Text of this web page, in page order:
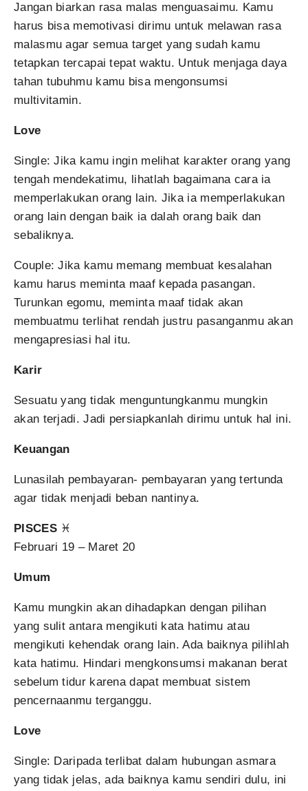
Jangan biarkan rasa malas menguasaimu. Kamu
harus bisa memotivasi dirimu untuk melawan rasa
malasmu agar semua target yang sudah kamu
tetapkan tercapai tepat waktu. Untuk menjaga daya
tahan tubuhmu kamu bisa mengonsumsi
multivitamin.
Love
Single: Jika kamu ingin melihat karakter orang yang
tengah mendekatimu, lihatlah bagaimana cara ia
memperlakukan orang lain. Jika ia memperlakukan
orang lain dengan baik ia dalah orang baik dan
sebaliknya.
Couple: Jika kamu memang membuat kesalahan
kamu harus meminta maaf kepada pasangan.
Turunkan egomu, meminta maaf tidak akan
membuatmu terlihat rendah justru pasanganmu akan
mengapresiasi hal itu.
Karir
Sesuatu yang tidak menguntungkanmu mungkin
akan terjadi. Jadi persiapkanlah dirimu untuk hal ini.
Keuangan
Lunasilah pembayaran- pembayaran yang tertunda
agar tidak menjadi beban nantinya.
PISCES♓
Februari 19 – Maret 20
Umum
Kamu mungkin akan dihadapkan dengan pilihan
yang sulit antara mengikuti kata hatimu atau
mengikuti kehendak orang lain. Ada baiknya pilihlah
kata hatimu. Hindari mengkonsumsi makanan berat
sebelum tidur karena dapat membuat sistem
pencernaanmu terganggu.
Love
Single: Daripada terlibat dalam hubungan asmara
yang tidak jelas, ada baiknya kamu sendiri dulu, ini